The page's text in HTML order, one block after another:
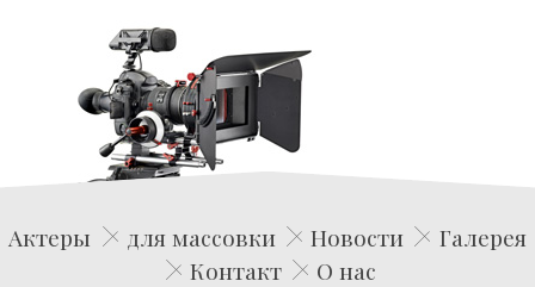
Edwin Film Agencja Aktorska
Актеры для массовки Новости
Галерея
Контакт
О нас